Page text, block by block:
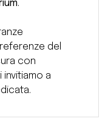
.
del
con
invitiamo a